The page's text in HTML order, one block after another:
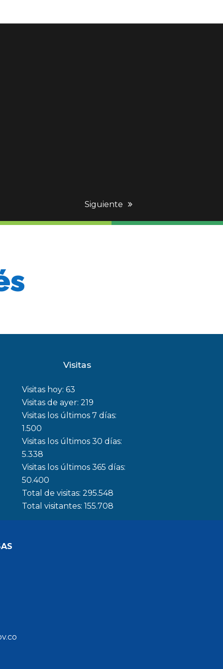
next
Siguiente
Visitas
Visitas hoy: 63
Visitas de ayer: 219
Visitas los últimos 7 días:
1.500
Visitas los últimos 30 días:
5.338
Visitas los últimos 365 días:
50.400
Total de visitas: 295.548
Total visitantes: 155.708